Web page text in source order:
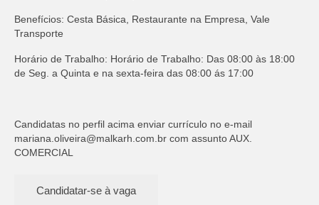
Benefícios: Cesta Básica, Restaurante na Empresa, Vale
Transporte
Horário de Trabalho: Horário de Trabalho: Das 08:00 às 18:00
de Seg. a Quinta e na sexta-feira das 08:00 ás 17:00
Candidatas no perfil acima enviar currículo no e-mail
mariana.oliveira@malkarh.com.br com assunto AUX.
COMERCIAL